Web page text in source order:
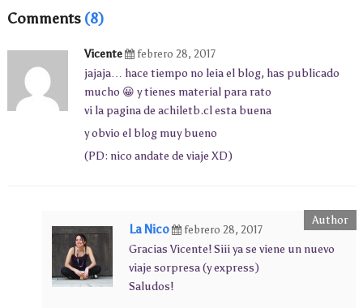
Comments (8)
Vicente febrero 28, 2017
jajaja… hace tiempo no leia el blog, has publicado
mucho 😀 y tienes material para rato
vi la pagina de achiletb.cl esta buena
y obvio el blog muy bueno
(PD: nico andate de viaje XD)
La Nico febrero 28, 2017
Gracias Vicente! Siii ya se viene un nuevo
viaje sorpresa (y express)
Saludos!